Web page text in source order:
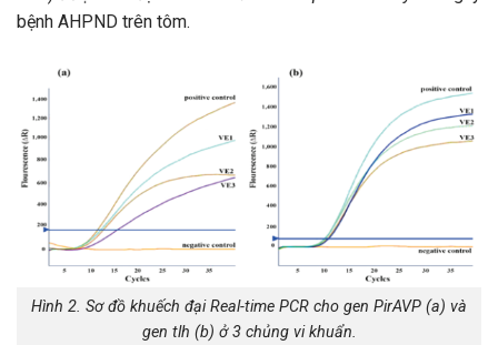
bệnh AHPND trên tôm.
Hình 2. Sơ đồ khuếch đại Real-time PCR cho gen PirAVP (a) và
gen tlh (b) ở 3 chủng vi khuẩn.